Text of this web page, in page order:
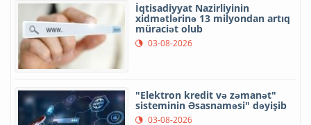
İqtisadiyyat Nazirliyinin
xidmətlərinə 13 milyondan artıq
müraciət olub
03-08-2026
"Elektron kredit və zəmanət"
sisteminin Əsasnaməsi" dəyişib
03-08-2026